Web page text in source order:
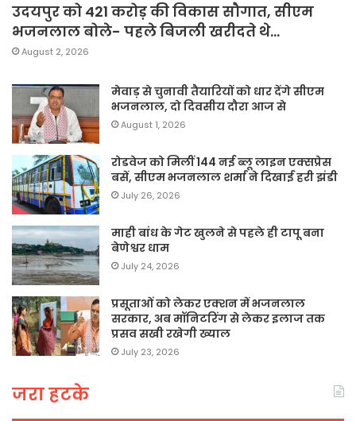
उदयपुर को 421 करोड़ की विकास सौगात, सीएम
भजनलाल बोले- पहले बिजली खरीदते थे…
August 2, 2026
मेवाड़ से चुनावी तैयारियों को धार देंगे सीएम
भजनलाल, दो दिवसीय दौरा आज से
August 1, 2026
रोडवेज को मिलीं 144 नई ब्लू लाइन एक्सप्रेस
बसें, सीएम भजनलाल शर्मा ने दिखाई हरी झंडी
July 26, 2026
माही बांध के गेट खुलने से पहले ही टापू बना
बेणेश्वर धाम
July 24, 2026
प्रसूताओं को लेकर एक्शन में भजनलाल
सरकार, अब मॉनिटरिंग से लेकर इलाज तक
प्रसव सखी रखेगी ख्याल
July 23, 2026
जरा हटके